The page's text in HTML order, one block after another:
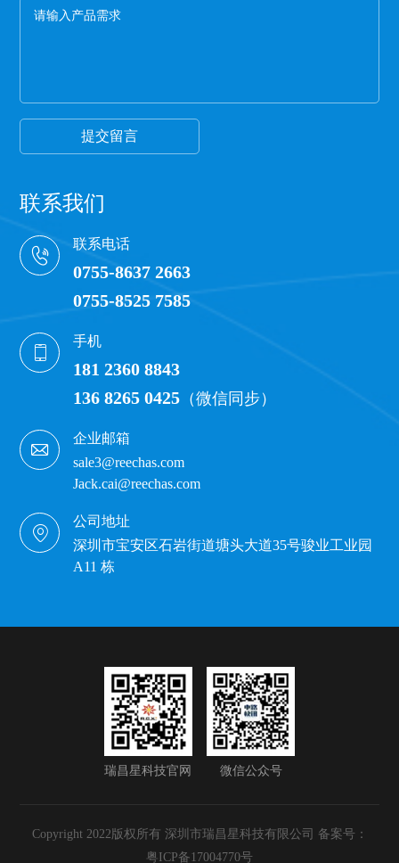
米数会减少。好的保护膜所选用的薄膜都比较柔
联系我们
联系电话
0755-8637 2663
0755-8525 7585
手机
181 2360 8843
136 8265 0425 （微信同步）
企业邮箱
sale3@reechas.com
Jack.cai@reechas.com
公司地址
深圳市宝安区石岩街道塘头大道35号骏业工业园
A11 栋
提交留言
瑞昌星科技官网 微信公众号
Copyright 2022版权所有 深圳市瑞昌星科技有限公司 备案号：
粤ICP备17004770号